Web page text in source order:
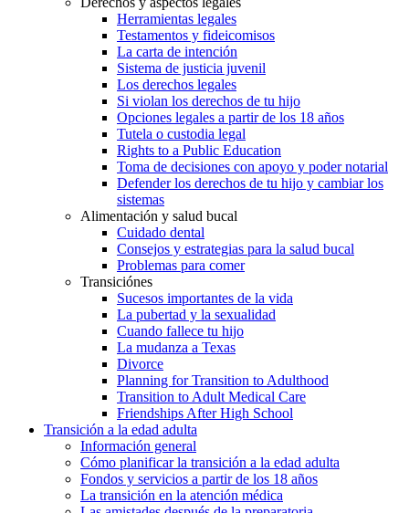
Herramientas legales
Testamentos y fideicomisos
La carta de intención
Sistema de justicia juvenil
Los derechos legales
Si violan los derechos de tu hijo
Opciones legales a partir de los 18 años
Tutela o custodia legal
Rights to a Public Education
Toma de decisiones con apoyo y poder notarial
Defender los derechos de tu hijo y cambiar los
sistemas
Alimentación y salud bucal
Cuidado dental
Consejos y estrategias para la salud bucal
Problemas para comer
Transiciónes
Sucesos importantes de la vida
La pubertad y la sexualidad
Cuando fallece tu hijo
La mudanza a Texas
Divorce
Planning for Transition to Adulthood
Transition to Adult Medical Care
Friendships After High School
Transición a la edad adulta
Información general
Cómo planificar la transición a la edad adulta
Fondos y servicios a partir de los 18 años
La transición en la atención médica